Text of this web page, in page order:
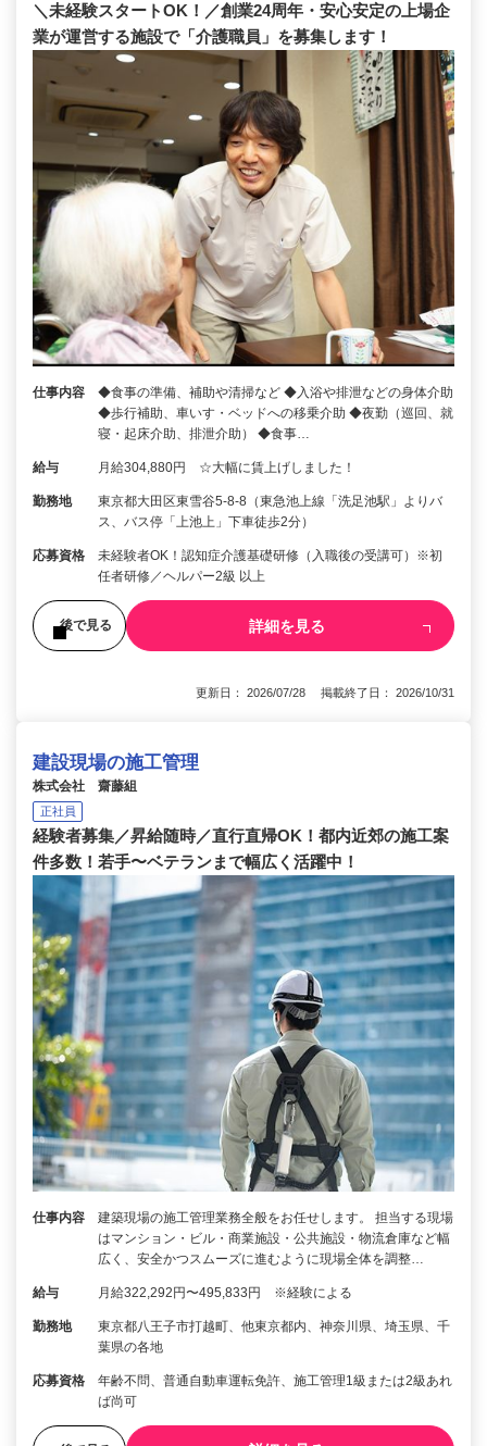
＼未経験スタートOK！／創業24周年・安心安定の上場企
業が運営する施設で「介護職員」を募集します！
仕事内容
◆食事の準備、補助や清掃など ◆入浴や排泄などの身体介助
◆歩行補助、車いす・ベッドへの移乗介助 ◆夜勤（巡回、就
寝・起床介助、排泄介助） ◆食事…
給与 月給304,880円 ☆大幅に賃上げしました！
勤務地
東京都大田区東雪谷5‐8‐8（東急池上線「洗足池駅」よりバ
ス、バス停「上池上」下車徒歩2分）
応募資格
未経験者OK！認知症介護基礎研修（入職後の受講可）※初
任者研修／ヘルパー2級 以上
後で見る 詳細を見る
更新日： 2026/07/28 掲載終了日： 2026/10/31
建設現場の施工管理
株式会社 齋藤組
正社員
経験者募集／昇給随時／直行直帰OK！都内近郊の施工案
件多数！若手〜ベテランまで幅広く活躍中！
仕事内容
建築現場の施工管理業務全般をお任せします。 担当する現場
はマンション・ビル・商業施設・公共施設・物流倉庫など幅
広く、安全かつスムーズに進むように現場全体を調整…
給与 月給322,292円〜495,833円 ※経験による
勤務地
東京都八王子市打越町、他東京都内、神奈川県、埼玉県、千
葉県の各地
応募資格
年齢不問、普通自動車運転免許、施工管理1級または2級あれ
ば尚可